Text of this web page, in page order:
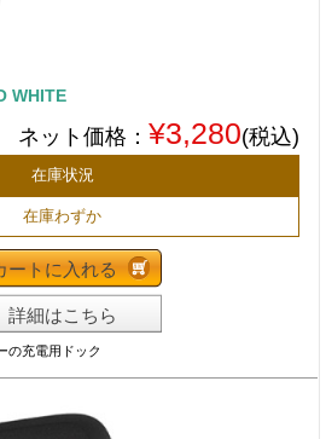
WHITE
ネット価格： ¥3,280(税込)
在庫状況
在庫わずか
ートに入れる
詳細はこちら
の充電用ドック